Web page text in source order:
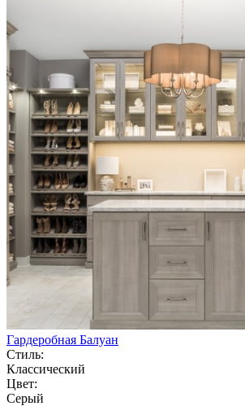
Гардеробная Балуан
Стиль:
Классический
Цвет:
Серый